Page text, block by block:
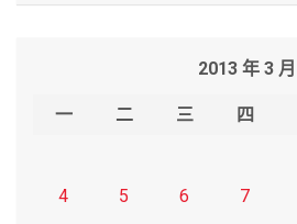
2013 年 3 月
一 二 三 四
4
5 6 7